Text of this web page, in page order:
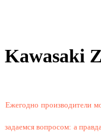
Kawasaki
Ежегодно производители
задаемся вопросом: а